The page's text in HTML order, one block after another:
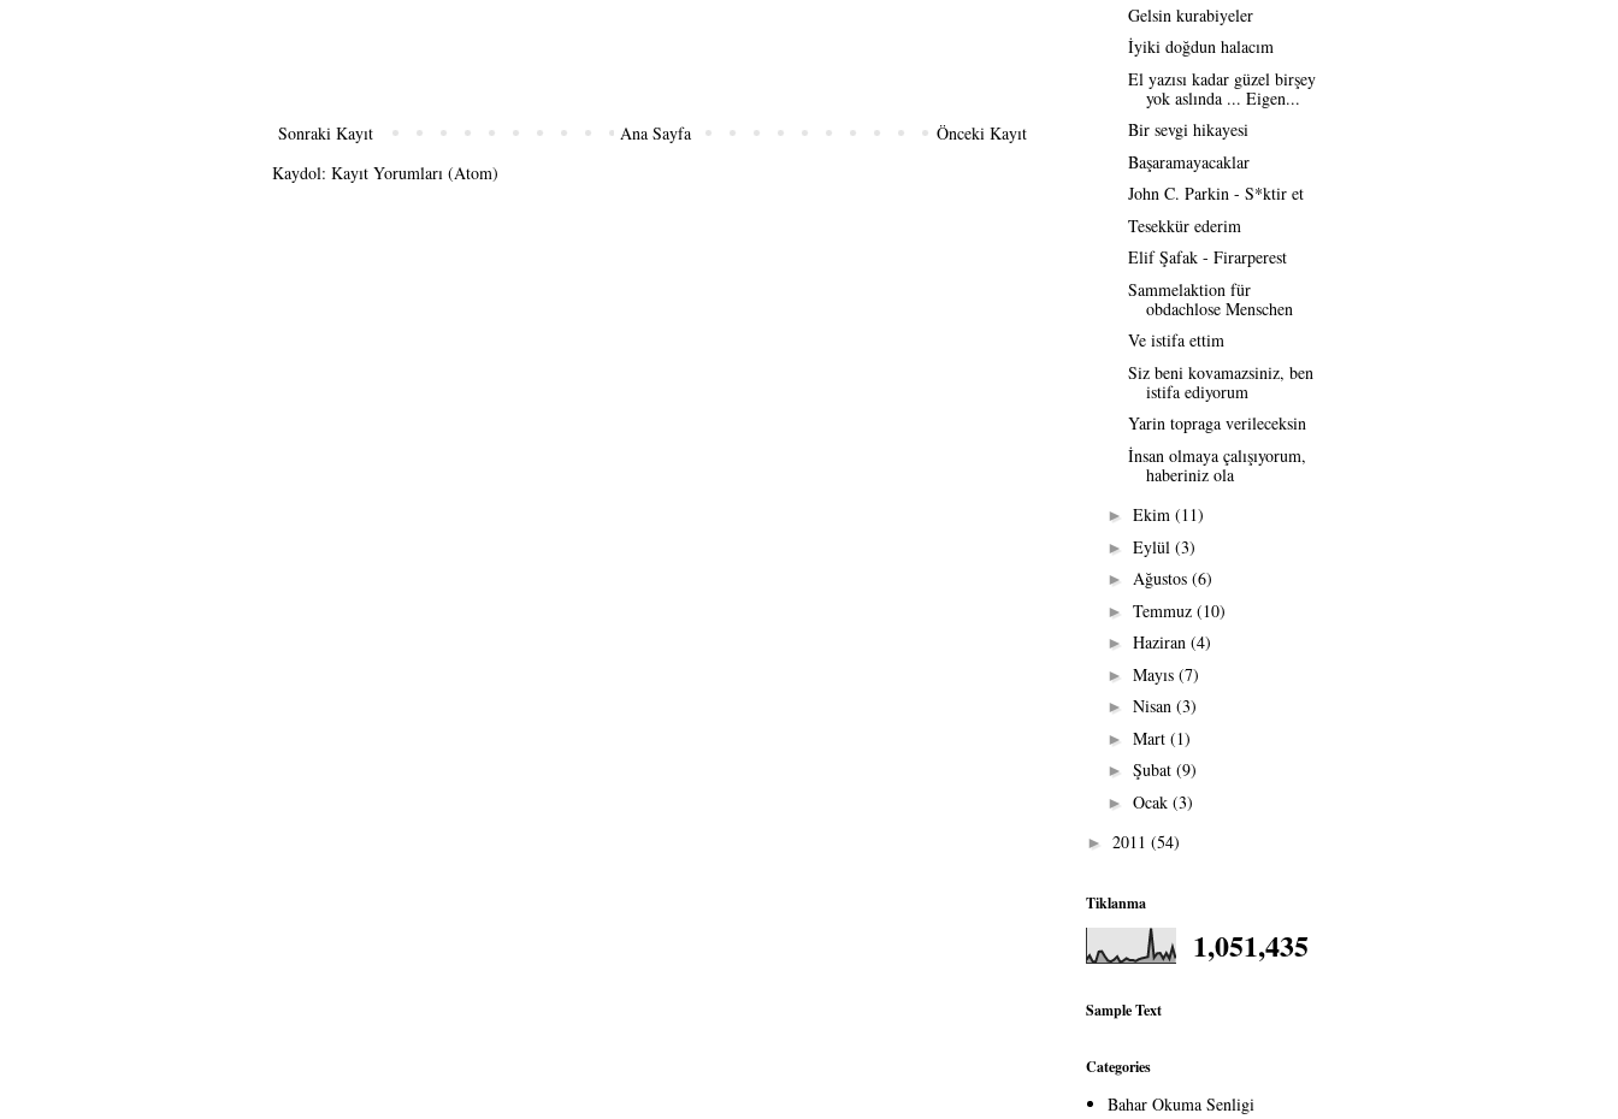
Sonraki Kayıt Önceki Kayıt
Ana Sayfa
Kaydol: Kayıt Yorumları (Atom)
Gelsin kurabiyeler
İyiki doğdun halacım
El yazısı kadar güzel birşey
yok aslında ... Eigen...
Bir sevgi hikayesi
Başaramayacaklar
John C. Parkin - S*ktir et
Tesekkür ederim
Elif Şafak - Firarperest
Sammelaktion für
obdachlose Menschen
Ve istifa ettim
Siz beni kovamazsiniz, ben
istifa ediyorum
Yarin topraga verileceksin
İnsan olmaya çalışıyorum,
haberiniz ola
► Ekim (11)
► Eylül (3)
► Ağustos (6)
► Temmuz (10)
► Haziran (4)
► Mayıs (7)
► Nisan (3)
► Mart (1)
► Şubat (9)
► Ocak (3)
► 2011 (54)
Tiklanma
1,051,435
Sample Text
Categories
Bahar Okuma Senligi